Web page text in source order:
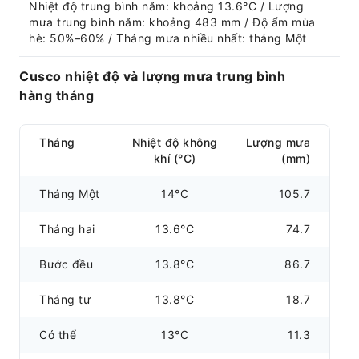
Nhiệt độ trung bình năm: khoảng 13.6°C / Lượng
mưa trung bình năm: khoảng 483 mm / Độ ẩm mùa
hè: 50%–60% / Tháng mưa nhiều nhất: tháng Một
Cusco nhiệt độ và lượng mưa trung bình
hàng tháng
Tháng
Nhiệt độ không
khí (°C)
Lượng mưa
(mm)
Tháng Một 14°C 105.7
Tháng hai 13.6°C 74.7
Bước đều 13.8°C 86.7
Tháng tư 13.8°C 18.7
Có thể 13°C 11.3